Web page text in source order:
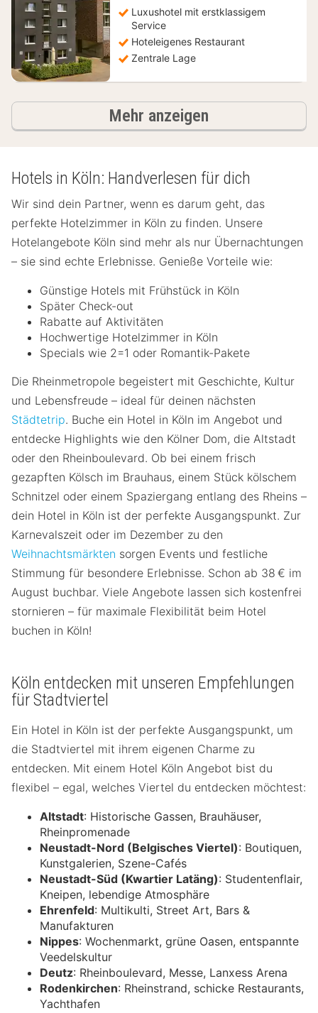
Luxushotel mit erstklassigem
Service
Hoteleigenes Restaurant
Zentrale Lage
Mehr anzeigen
Hotels in Köln: Handverlesen für dich
Wir sind dein Partner, wenn es darum geht, das
perfekte Hotelzimmer in Köln zu finden. Unsere
Hotelangebote Köln sind mehr als nur Übernachtungen
– sie sind echte Erlebnisse. Genieße Vorteile wie:
Günstige Hotels mit Frühstück in Köln
Später Check-out
Rabatte auf Aktivitäten
Hochwertige Hotelzimmer in Köln
Specials wie 2=1 oder Romantik-Pakete
Die Rheinmetropole begeistert mit Geschichte, Kultur
und Lebensfreude – ideal für deinen nächsten
Städtetrip. Buche ein Hotel in Köln im Angebot und
entdecke Highlights wie den Kölner Dom, die Altstadt
oder den Rheinboulevard. Ob bei einem frisch
gezapften Kölsch im Brauhaus, einem Stück kölschem
Schnitzel oder einem Spaziergang entlang des Rheins –
dein Hotel in Köln ist der perfekte Ausgangspunkt. Zur
Karnevalszeit oder im Dezember zu den
Weihnachtsmärkten sorgen Events und festliche
Stimmung für besondere Erlebnisse. Schon ab 38 € im
August buchbar. Viele Angebote lassen sich kostenfrei
stornieren – für maximale Flexibilität beim Hotel
buchen in Köln!
Köln entdecken mit unseren Empfehlungen
für Stadtviertel
Ein Hotel in Köln ist der perfekte Ausgangspunkt, um
die Stadtviertel mit ihrem eigenen Charme zu
entdecken. Mit einem Hotel Köln Angebot bist du
flexibel – egal, welches Viertel du entdecken möchtest:
Altstadt: Historische Gassen, Brauhäuser,
Rheinpromenade
Neustadt-Nord (Belgisches Viertel): Boutiquen,
Kunstgalerien, Szene-Cafés
Neustadt-Süd (Kwartier Latäng): Studentenflair,
Kneipen, lebendige Atmosphäre
Ehrenfeld: Multikulti, Street Art, Bars &
Manufakturen
Nippes: Wochenmarkt, grüne Oasen, entspannte
Veedelskultur
Deutz: Rheinboulevard, Messe, Lanxess Arena
Rodenkirchen: Rheinstrand, schicke Restaurants,
Yachthafen